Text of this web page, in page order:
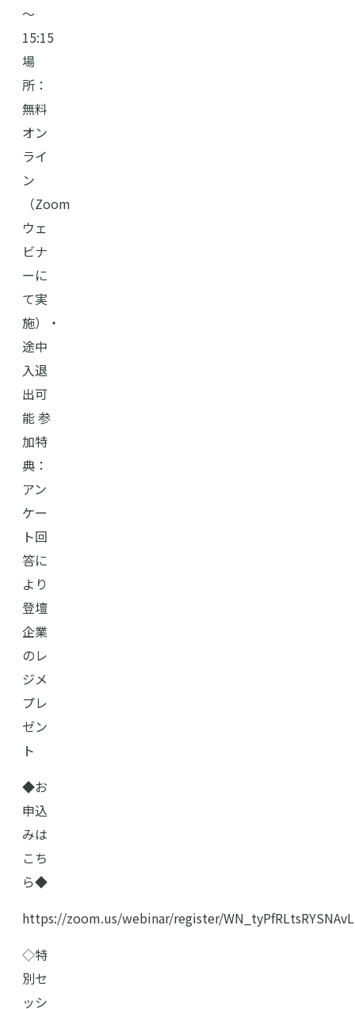
～
15:15
場
所：
無料
オン
ライ
ン
（Zoom
ウェ
ビナ
ーに
て実
施）・
途中
入退
出可
能 参
加特
典：
アン
ケー
ト回
答に
より
登壇
企業
のレ
ジメ
プレ
ゼン
ト
◆お
申込
みは
こち
ら◆
https://zoom.us/webinar/register/
◇特
別セ
ッシ